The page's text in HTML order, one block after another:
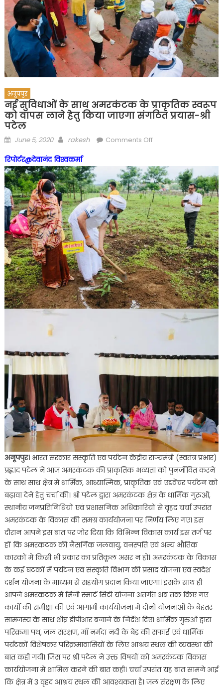
अनूपपुर
नई सुविधाओं के साथ अमरकंटक के प्राकृतिक स्वरूप
को वापस लाने हेतु किया जाएगा संगठित प्रयास-श्री
पटेल
Posted
June 5, 2020 Author
rakesh Comments Offon
के
साथ
अमरकंटक
के
प्राकृतिक
स्वरूप
को
वापस
लाने
हेतु
किया
जाएगा
संगठित
रिपोर्टर@देवानंद विश्‍वकर्मा
अनूपपुर।भारत सरकार संस्कृति एवं पर्यटन केंद्रीय राज्यमंत्री (स्वतंत्र प्रभार)
प्रह्लाद पटेल ने आज अमरकंटक की प्राकृतिक भव्यता को पुनर्जीवित करने
के साथ साथ क्षेत्र में धार्मिक, आध्यात्मिक, प्राकृतिक एवं एडवेंचर पर्यटन को
बढ़ावा देने हेतु चर्चा की। श्री पटेल द्वारा अमरकंटक क्षेत्र के धार्मिक गुरुओं,
स्थानीय जनप्रतिनिधियों एवं प्रशासनिक अधिकारियों से वृहद चर्चा उपरांत
अमरकंटक के विकास की समग्र कार्ययोजना पर निर्णय लिए गए। इस
दौरान आपने इस बात पर जोर दिया कि विभिन्न विकास कार्य इस तर्ज पर
हों कि अमरकंटक की नैसर्गिक जलवायु, वनस्पति एवं अन्य भौतिक
कारकों में किसी भी प्रकार का प्रतिकूल असर न हो। अमरकंटक के विकास
के कई घटकों में पर्यटन एवं संस्कृति विभाग की प्रसाद योजना एवं स्वदेश
दर्शन योजना के माध्यम से सहयोग प्रदान किया जाएगा। इसके साथ ही
आपने अमरकंटक में मिनी स्मार्ट सिटी योजना अंतर्गत अब तक किए गए
कार्यों की समीक्षा की एवं आगामी कार्ययोजना में दोनो योजनाओं के बेहतर
सामंजस्य के साथ शीघ्र डीपीआर बनाने के निर्देश दिए। धार्मिक गुरुओं द्वारा
परिक्रमा पथ, जल संरक्षण, माँ नर्मदा नदी के बेड की सफाई एवं धार्मिक
पर्यटकों विशेषकर परिक्रमावासियों के लिए आश्रय स्थल की व्यवस्था की
बात कही गयी। जिस पर श्री पटेल ने उक्त विषयों को अमरकंटक विकास
कार्ययोजना में शामिल करने की बात कही। चर्चा उपरांत यह बात सामने आई
कि क्षेत्र में 3 वृहद आश्रय स्थल की आवश्यकता है। जल संरक्षण के लिए